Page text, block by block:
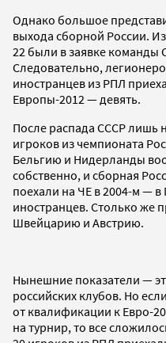
Однако большое
выхода сборной России.
22 были в заявке команды
Следовательно,
иностранцев из РПЛ
Европы-2012 — девять.
После распада СССР лишь
игроков из чемпионата
Бельгию и Нидерланды
собственно, и сборная
поехали на ЧЕ в 2004-м — в
иностранцев. Столько же
Швейцарию и Австрию.
Нынешние показатели —
российских клубов. Но
от квалификации к Евро-
на турнир, то все